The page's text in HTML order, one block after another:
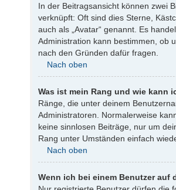
In der Beitragsansicht können zwei
verknüpft: Oft sind dies Sterne,
auch als „Avatar“ genannt. Es
Administration kann bestimmen, ob
nach den Gründen dafür fragen.
Nach oben
Was ist mein Rang und wie kann
Ränge, die unter deinem
Administratoren. Normalerweise
keine sinnlosen Beiträge, nur um
Rang unter Umständen einfach
Nach oben
Wenn ich bei einem Benutzer auf